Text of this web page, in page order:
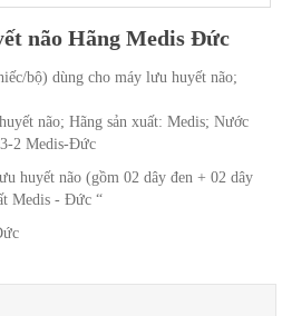
não Hãng Medis Đức
bộ) dùng cho máy lưu huyết não;
não; Hãng sản xuất: Medis; Nước
2 Medis-Đức
huyết não (gồm 02 dây đen + 02 dây
Medis - Đức “